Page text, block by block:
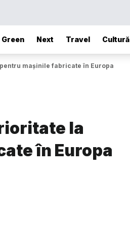
Green Next Travel Cultură
mașinile fabricate în Europa
la
în Europa